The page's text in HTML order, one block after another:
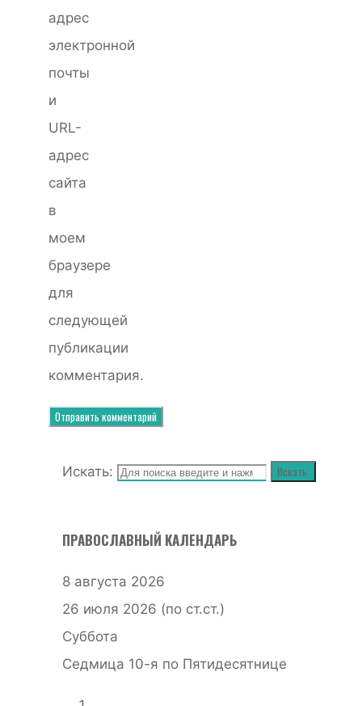
адрес
электронной
почты
и
URL-
адрес
сайта
в
моем
браузере
для
следующей
публикации
комментария.
Искать: Искать:
ПРАВОСЛАВНЫЙ КАЛЕНДАРЬ
8 августа 2026
26 июля 2026 (по ст.ст.)
Суббота
Седмица 10-я по Пятидесятнице